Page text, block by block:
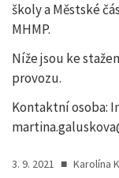
školy a Městské
MHMP.
Níže jsou ke
provozu.
Kontaktní osoba:
3. 9. 2021 ■ Karolína